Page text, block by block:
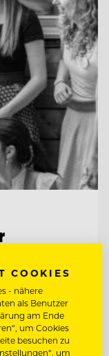
UNS
COOKIES
- nähere
als Benutzer
am Ende
um Cookies
besuchen zu
um